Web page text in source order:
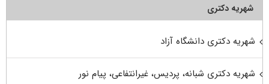
شهریه دکتری
شهریه دکتری دانشگاه آزاد
شهریه دکتری شبانه، پردیس، غیرانتفاعی، پیام نور